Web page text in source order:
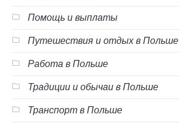
Помощь и выплаты
Путешествия и отдых в Польше
Работа в Польше
Традиции и обычаи в Польше
Транспорт в Польше